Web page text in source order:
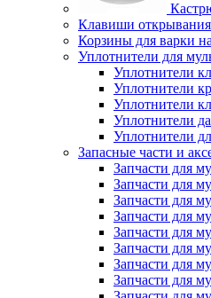
Клавиши
Корзины для варки
Уплотнители для
Уплотнители
Уплотнители
Уплотнители
Уплотнители
Уплотнители
Запасные части и
Запчасти для
Запчасти для
Запчасти для
Запчасти для
Запчасти для
Запчасти для
Запчасти для
Запчасти для